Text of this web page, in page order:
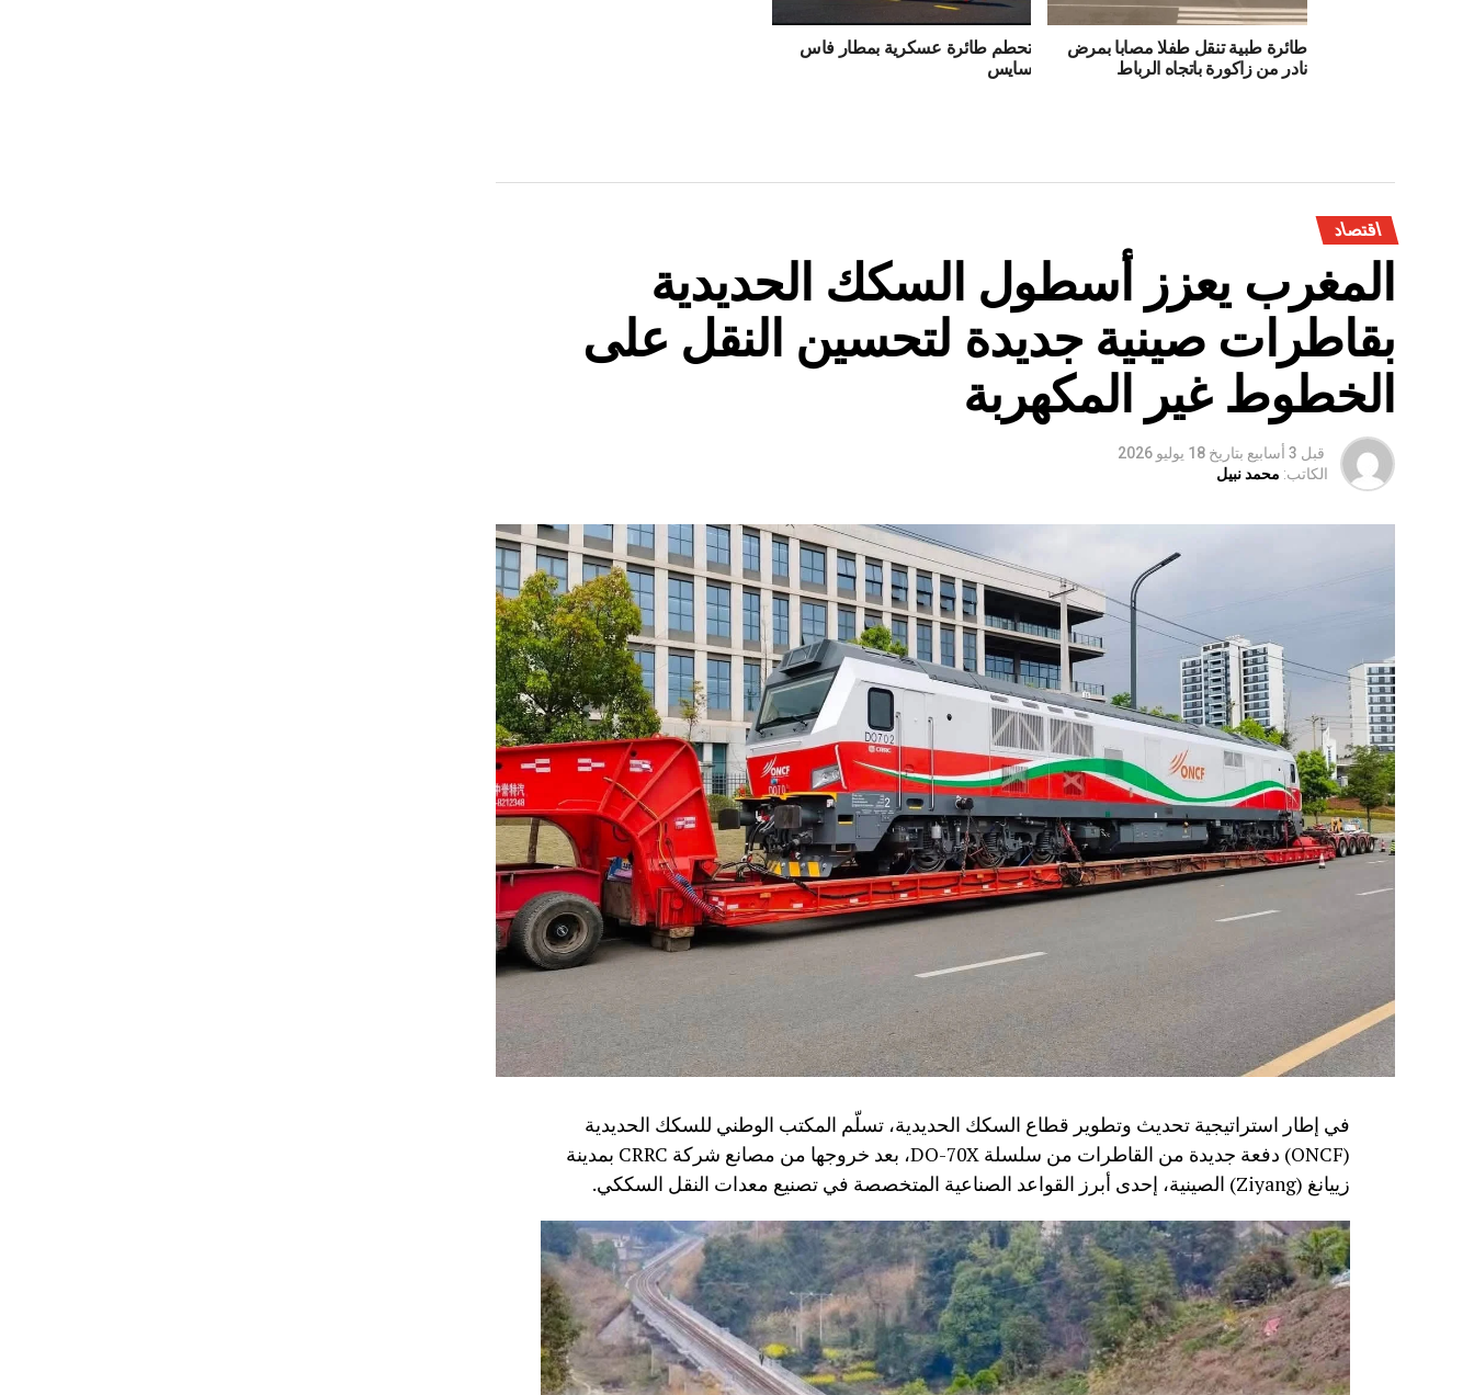
طائرة طبية تنقل طفلا مصابا بمرض
نادر من زاكورة باتجاه الرباط
تحطم طائرة عسكرية بمطار فاس
سايس
اقتصاد
المغرب يعزز أسطول السكك الحديدية
بقاطرات صينية جديدة لتحسين النقل على
الخطوط غير المكهربة
قبل 3 أسابيع بتاريخ 18 يوليو 2026
الكاتب: محمد نبيل
في إطار استراتيجية تحديث وتطوير قطاع السكك الحديدية، تسلّم المكتب الوطني للسكك الحديدية
(ONCF) دفعة جديدة من القاطرات من سلسلة DO-70X، بعد خروجها من مصانع شركة CRRC بمدينة
زييانغ (Ziyang) الصينية، إحدى أبرز القواعد الصناعية المتخصصة في تصنيع معدات النقل السككي.